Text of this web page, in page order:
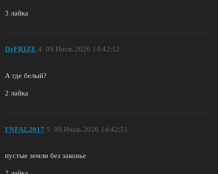
3 лайка
DrFRIZE 09.Июль.2026 14:42:12
4
А где белый?
2 лайка
FNFAL2017 09.Июль.2026 14:42:51
5
пустые земли без законье